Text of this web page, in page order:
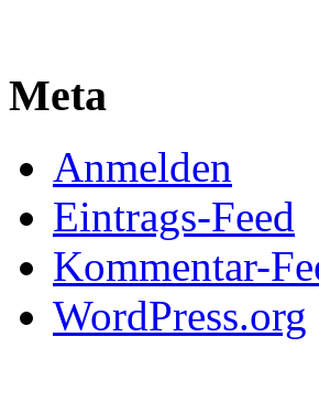
Meta
Anmelden
Eintrags-Feed
Kommentar-
WordPress.org